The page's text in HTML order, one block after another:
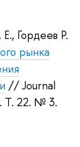
Е., Гордеев Р.
рынка
// Journal
Т. 22. № 3.